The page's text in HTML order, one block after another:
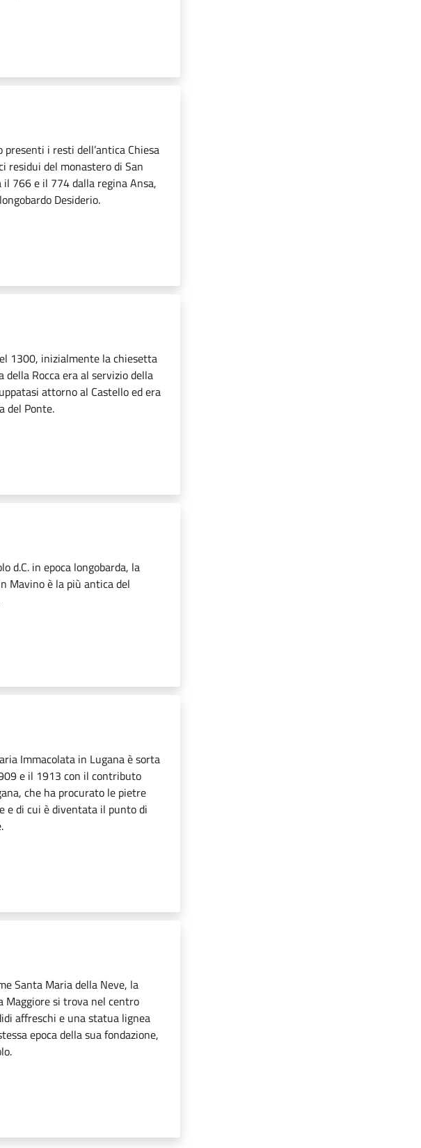
i resti dell’antica Chiesa
residui del monastero di San
766 e il 774 dalla regina Ansa,
Desiderio.
1300, inizialmente la chiesetta
della Rocca era al servizio della
attorno al Castello ed era
del Ponte.
d.C. in epoca longobarda, la
Mavino è la più antica del
Immacolata in Lugana è sorta
e il 1913 con il contributo
che ha procurato le pietre
e di cui è diventata il punto di
Santa Maria della Neve, la
Maggiore si trova nel centro
affreschi e una statua lignea
epoca della sua fondazione,